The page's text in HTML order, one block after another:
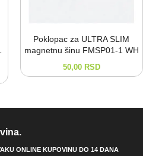
Poklopac za ULTRA SLIM
magnetnu šinu FMSP01-⁠1 WH
50,00 RSD
ONLINE KUPOVINU DO 14 DANA